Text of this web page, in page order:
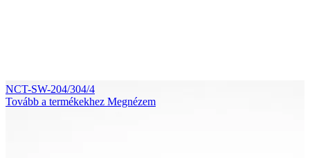
NCT-SW-204/304/4
Tovább a termékekhez Megnézem